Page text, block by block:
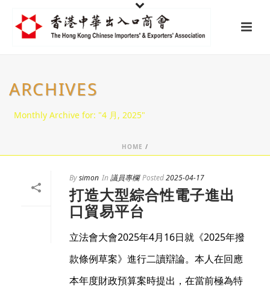
ARCHIVES
Monthly Archive for: "4 月, 2025"
HOME /
Bysimon In議員專欄 Posted2025-04-17
打造大型綜合性電子進出
口貿易平台
立法會大會2025年4月16日就《2025年撥
款條例草案》進行二讀辯論。本人在回應
本年度財政預算案時提出，在當前極為特